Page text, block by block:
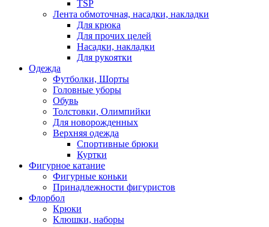
TSP
Лента обмоточная, насадки, накладки
Для крюка
Для прочих целей
Насадки, накладки
Для рукоятки
Одежда
Футболки, Шорты
Головные уборы
Обувь
Толстовки, Олимпийки
Для новорожденных
Верхняя одежда
Спортивные брюки
Куртки
Фигурное катание
Фигурные коньки
Принадлежности фигуристов
Флорбол
Крюки
Клюшки, наборы